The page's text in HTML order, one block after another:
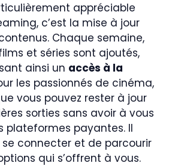
appréciable
c’est la mise à jour
Chaque semaine,
et séries sont ajoutés,
ainsi un accès à la
les passionnés de cinéma,
vous pouvez rester à jour
sorties sans avoir à vous
plateformes payantes. Il
connecter et de parcourir
qui s’offrent à vous.